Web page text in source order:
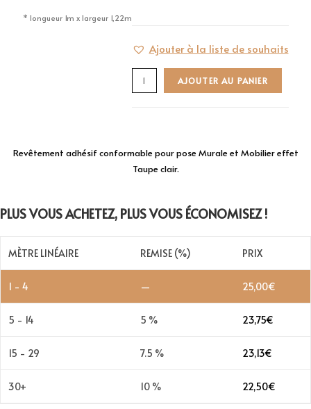
* longueur 1m x largeur 1,22m
Ajouter à la liste de souhaits
AJOUTER AU PANIER
Revêtement adhésif conformable pour pose Murale et Mobilier effet
Taupe clair.
PLUS VOUS ACHETEZ, PLUS VOUS ÉCONOMISEZ !
MÈTRE LINÉAIRE REMISE (%) PRIX
1 - 4 — 25,00€
5 - 14 5 % 23,75€
15 - 29 7.5 % 23,13€
30+ 10 % 22,50€